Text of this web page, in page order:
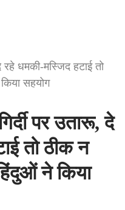
रहे धमकी-मस्जिद हटाई तो
सहयोग
पर उतारू, दे
तो ठीक न
ने किया